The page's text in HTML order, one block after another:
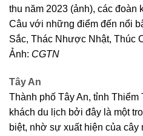
thu năm 2023 (ảnh), các đoàn
Câu với những điểm đến nổi
Sắc, Thác Nhược Nhật, Thúc
Ảnh: CGTN
Tây An
Thành phố Tây An, tỉnh Thiểm
khách du lịch bởi đây là một
biệt, nhờ sự xuất hiện của cây